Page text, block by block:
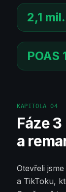
2,1
POAS
KAPITOLA04
Fáze
a
Otevřeli
a TikToku,